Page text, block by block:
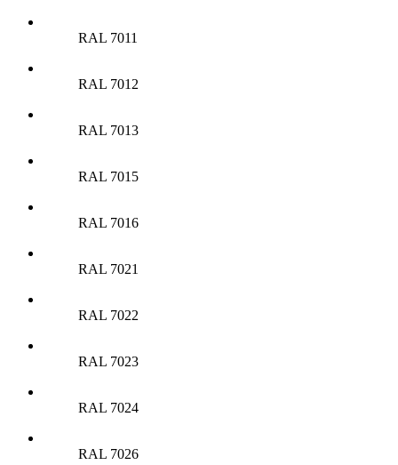
RAL 7011
RAL 7012
RAL 7013
RAL 7015
RAL 7016
RAL 7021
RAL 7022
RAL 7023
RAL 7024
RAL 7026